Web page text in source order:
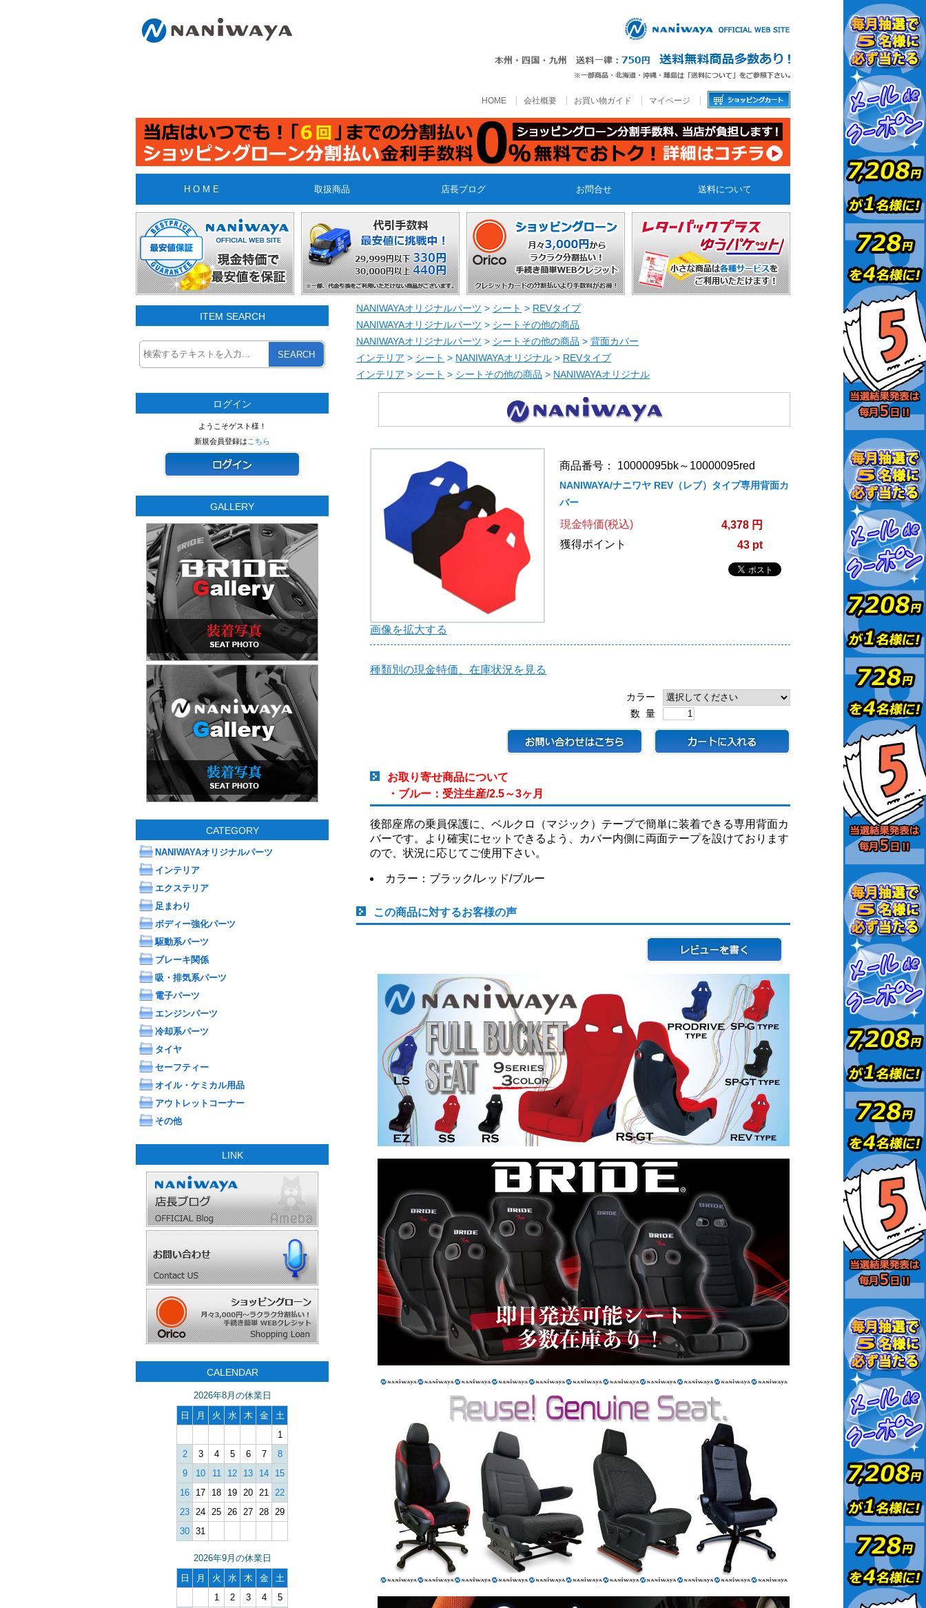
HOME 会社概要 お買い物ガイド マイページ
H O M E 取扱商品 店長ブログ お問合せ 送料について
ITEM SEARCH
SEARCH
ログイン
ようこそゲスト様！
新規会員登録は こちら
GALLERY
CATEGORY
NANIWAYAオリジナルパーツ
インテリア
エクステリア
足まわり
ボディー強化パーツ
駆動系パーツ
ブレーキ関係
吸・排気系パーツ
電子パーツ
エンジンパーツ
冷却系パーツ
タイヤ
セーフティー
オイル・ケミカル用品
アウトレットコーナー
その他
LINK
CALENDAR
2026年8月の休業日
日
月 火 水 木 金
土
1
2
3 4 5 6 7
8
9
10 11 12 13 14
15
16
17 18 19 20 21 22
23 24 25 26 27 28 29
30 31
2026年9月の休業日
日
月 火 水 木 金
土
1
2 3 4
5
NANIWAYAオリジナルパーツ > シート > REVタイプ
NANIWAYAオリジナルパーツ > シートその他の商品
NANIWAYAオリジナルパーツ > シートその他の商品 > 背面カバー
インテリア > シート > NANIWAYAオリジナル > REVタイプ
インテリア > シート > シートその他の商品 > NANIWAYAオリジナル
画像を拡大する
商品番号： 10000095bk～10000095red
NANIWAYA/ナニワヤ REV（レブ）タイプ専用背面カ
バー
現金特価(税込)
4,378 円
獲得ポイント
43 pt
種類別の現金特価、在庫状況を見る
カラー
数 量
お取り寄せ商品について
・ブルー：受注生産/2.5～3ヶ月
後部座席の乗員保護に、ベルクロ（マジック）テープで簡単に装着できる専用背面カ
バーです。より確実にセットできるよう、カバー内側に両面テープを設けております
ので、状況に応じてご使用下さい。
カラー：ブラック/レッド/ブルー
この商品に対するお客様の声